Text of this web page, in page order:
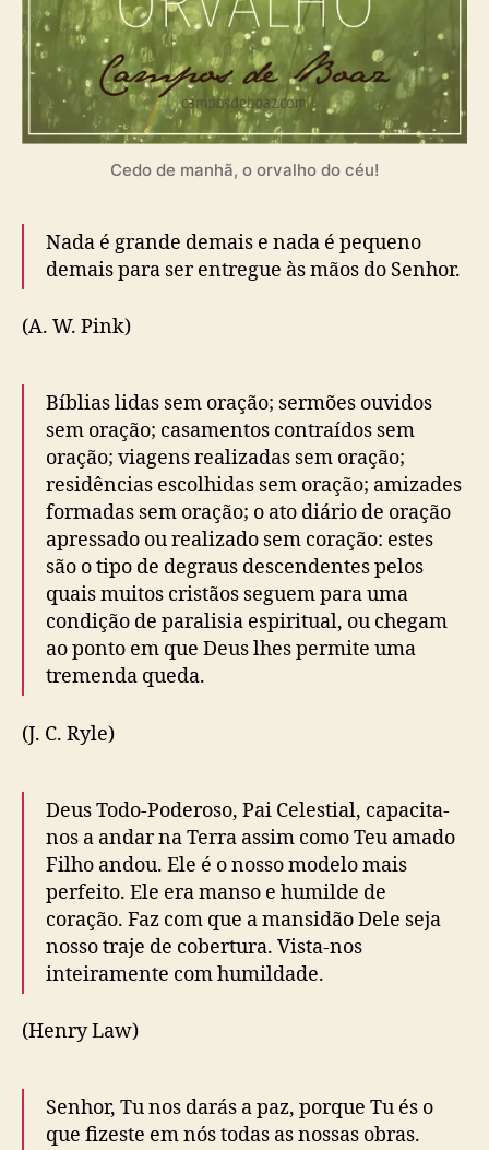
Cedo de manhã, o orvalho do céu!
Nada é grande demais e nada é pequeno
demais para ser entregue às mãos do Senhor.
(A. W. Pink)
Bíblias lidas sem oração; sermões ouvidos
sem oração; casamentos contraídos sem
oração; viagens realizadas sem oração;
residências escolhidas sem oração; amizades
formadas sem oração; o ato diário de oração
apressado ou realizado sem coração: estes
são o tipo de degraus descendentes pelos
quais muitos cristãos seguem para uma
condição de paralisia espiritual, ou chegam
ao ponto em que Deus lhes permite uma
tremenda queda.
(J. C. Ryle)
Deus Todo-Poderoso, Pai Celestial, capacita-
nos a andar na Terra assim como Teu amado
Filho andou. Ele é o nosso modelo mais
perfeito. Ele era manso e humilde de
coração. Faz com que a mansidão Dele seja
nosso traje de cobertura. Vista-nos
inteiramente com humildade.
(Henry Law)
Senhor, Tu nos darás a paz, porque Tu és o
que fizeste em nós todas as nossas obras.